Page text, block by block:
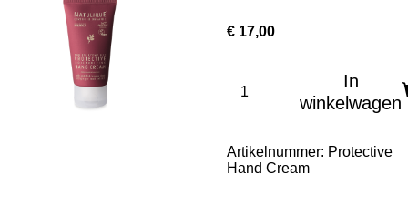
€ 17,00
In
winkelwagen
Artikelnummer: Protective
Hand Cream